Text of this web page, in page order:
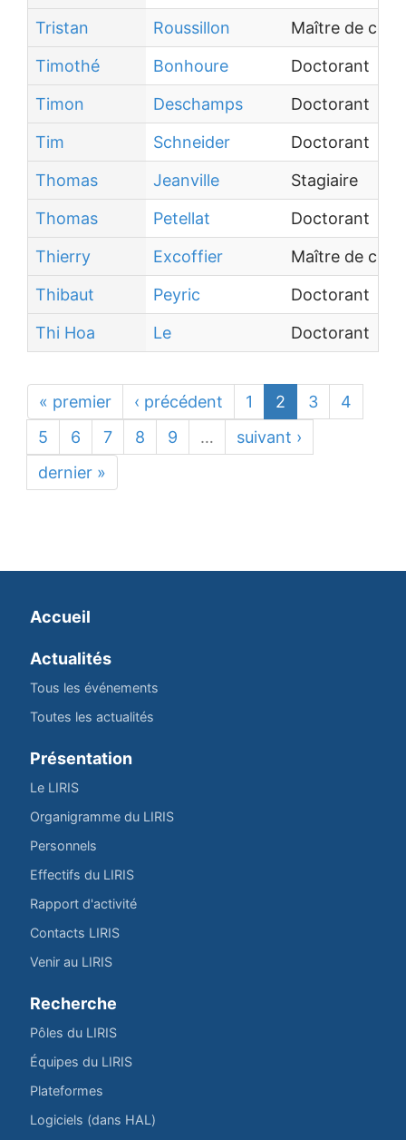
Tristan
Roussillon
Maître de
Timothé
Bonhoure
Doctorant
Timon
Deschamps
Doctorant
Tim
Schneider
Doctorant
Thomas
Jeanville
Stagiaire
Thomas
Petellat
Doctorant
Thierry
Excoffier
Maître de
Thibaut
Peyric
Doctorant
Thi Hoa
Le Doctorant
« premier ‹ précédent 1 2 3
4
5
6 7 8 9 …
suivant ›
dernier »
Accueil
Actualités
Tous les événements
Toutes les actualités
Présentation
Le LIRIS
Organigramme du LIRIS
Personnels
Effectifs du LIRIS
Rapport d'activité
Contacts LIRIS
Venir au LIRIS
Recherche
Pôles du LIRIS
Équipes du LIRIS
Plateformes
Logiciels (dans HAL)